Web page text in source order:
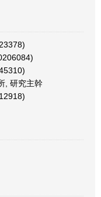
, 研究主幹